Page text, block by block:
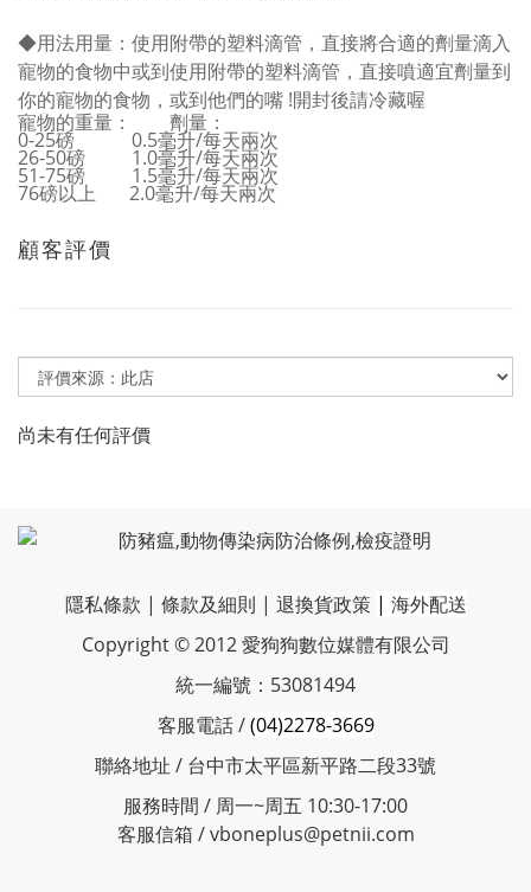
◆用法用量：使用附帶的塑料滴管，直接將合適的劑量滴入
寵物的食物中或到使用附帶的塑料滴管，直接噴適宜劑量到
你的寵物的食物，或到他們的嘴 !開封後請冷藏喔
寵物的重量：
劑量：
0-25磅 0.5毫升/每天兩次
26-50磅 1.0毫升/每天兩次
51-75磅 1.5毫升/每天兩次
76磅以上 2.0毫升/每天兩次
顧客評價
尚未有任何評價
隱私條款 | 條款及細則 | 退換貨政策 | 海外配送
Copyright © 2012 愛狗狗數位媒體有限公司
統一編號：53081494
客服電話 /(04)2278-3669
聯絡地址 / 台中市太平區新平路二段33號
服務時間 / 周一~周五 10:30-17:00
客服信箱 / vboneplus@petnii.com